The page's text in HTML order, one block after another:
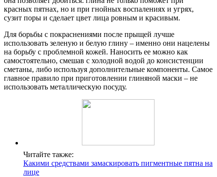
красных пятнах, но и при гнойных воспалениях и угрях,
сузит поры и сделает цвет лица ровным и красивым.
Для борьбы с покраснениями после прыщей лучше
использовать зеленую и белую глину – именно они нацелены
на борьбу с проблемной кожей. Наносить ее можно как
самостоятельно, смешав с холодной водой до консистенции
сметаны, либо используя дополнительные компоненты. Самое
главное правило при приготовлении глиняной маски – не
использовать металлическую посуду.
Читайте также:
Какими средствами замаскировать пигментные пятна на
лице